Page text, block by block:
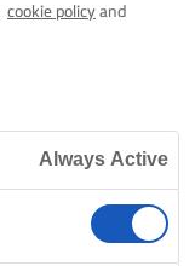
cookie policy and
Always Active